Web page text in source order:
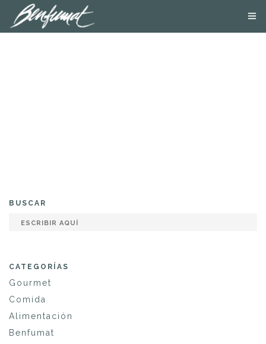
BUSCAR
CATEGORÍAS
Gourmet
Comida
Alimentación
Benfumat